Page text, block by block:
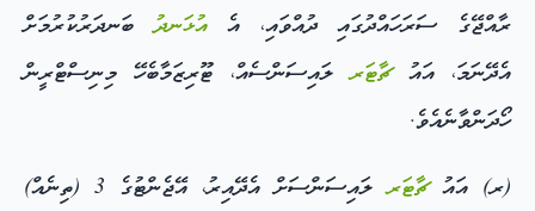
ރާއްޖޭގެ ސަރަހައްދުގައި ދުއްވައި، އެއުޅަނދުބަނދަރުކުރުމަށް
އެދޭނަމަ، އައުޗާޓަރލައިސަންސެއް، ޓޫރިޒަމާބެހޭ މިނިސްޓްރީން
ހޯދަންވާނެއެވެ.
(ރ) އައުޗާޓަރ
ލައިސަންސަށް އެދޭއިރު، އޭޖެންޓުގެ 3 (ތިނެއް)